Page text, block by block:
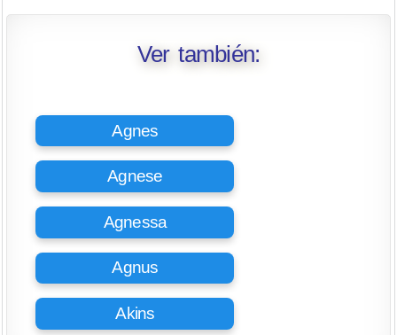
Ver también:
Agnes
Agnese
Agnessa
Agnus
Akins